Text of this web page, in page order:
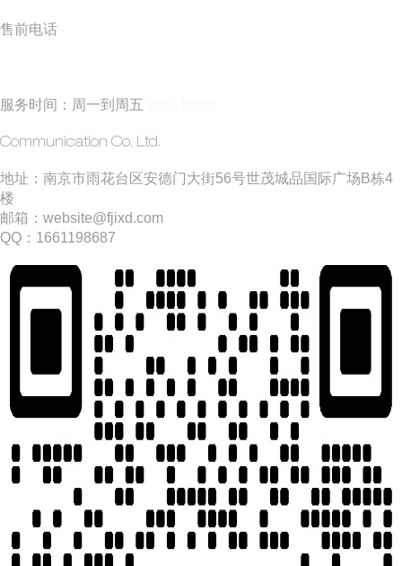
售前电话
服务时间：周一到周五
Communication Co. Ltd.
​地址：南京市雨花台区安德门大街56号世茂城品国际广场B栋4
楼
邮箱：website@fjixd.com
​QQ：1661198687